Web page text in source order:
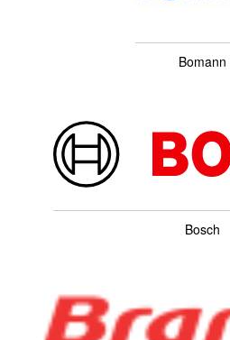
Bomann
Bosch